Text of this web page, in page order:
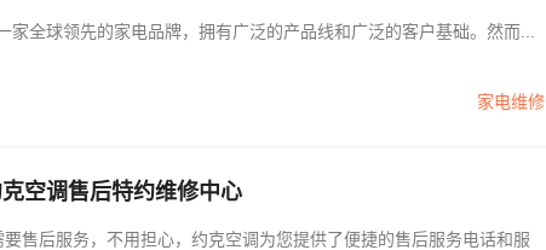
全球领先的家电品牌，拥有广泛的产品线和广泛的客户基础。然而...
家电维修
空调售后特约维修中心
售后服务，不用担心，约克空调为您提供了便捷的售后服务电话和服